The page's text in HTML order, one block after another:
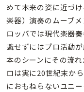
めて本来の姿に近づ
楽器）演奏のムーブ
ロッパでは現代楽器
識せずにはプロ活動
本のシーンにその流
ロは実に20世紀末か
におもねらないユニ